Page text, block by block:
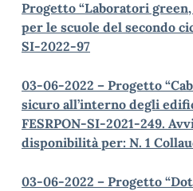
Progetto “Laboratori
per le scuole del secondo
SI-2022-97
03-06-2022 – Progetto
sicuro all’interno degli
FESRPON-SI-2021-249.
disponibilità per: N. 1
03-06-2022 – Progetto